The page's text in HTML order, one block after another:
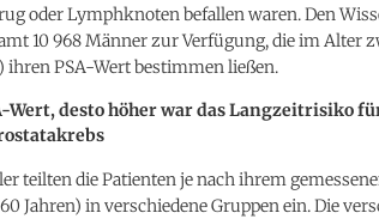
oder Lymphknoten befallen waren. Den
10 968 Männer zur Verfügung, die im Alter
ihren PSA-Wert bestimmen ließen.
Wert, desto höher war das Langzeitrisiko
teilten die Patienten je nach ihrem
Jahren) in verschiedene Gruppen ein. Die